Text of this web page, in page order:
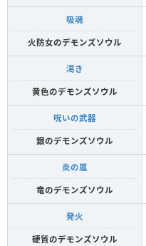
吸魂
火防女のデモンズソウル
渇き
黄色のデモンズソウル
呪いの武器
銀のデモンズソウル
炎の嵐
竜のデモンズソウル
発火
硬質のデモンズソウル